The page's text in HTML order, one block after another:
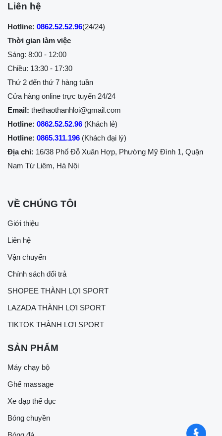
Liên hệ
Hotline: 0862.52.52.96(24/24)
Thời gian làm việc
Sáng: 8:00 - 12:00
Chiều: 13:30 - 17:30
Thứ 2 đến thứ 7 hàng tuần
Cửa hàng online trực tuyến 24/24
Email: thethaothanhloi@gmail.com
Hotline: 0862.52.52.96 (Khách lẻ)
Hotline: 0865.311.196 (Khách đại lý)
Địa chỉ: 16/38 Phố Đỗ Xuân Hợp, Phường Mỹ Đình 1, Quận
Nam Từ Liêm, Hà Nội
VỀ CHÚNG TÔI
Giới thiệu
Liên hệ
Vận chuyển
Chính sách đổi trả
SHOPEE THÀNH LỢI SPORT
LAZADA THÀNH LỢI SPORT
TIKTOK THÀNH LỢI SPORT
SẢN PHẨM
Máy chạy bộ
Ghế massage
Xe đạp thể dục
Bóng chuyền